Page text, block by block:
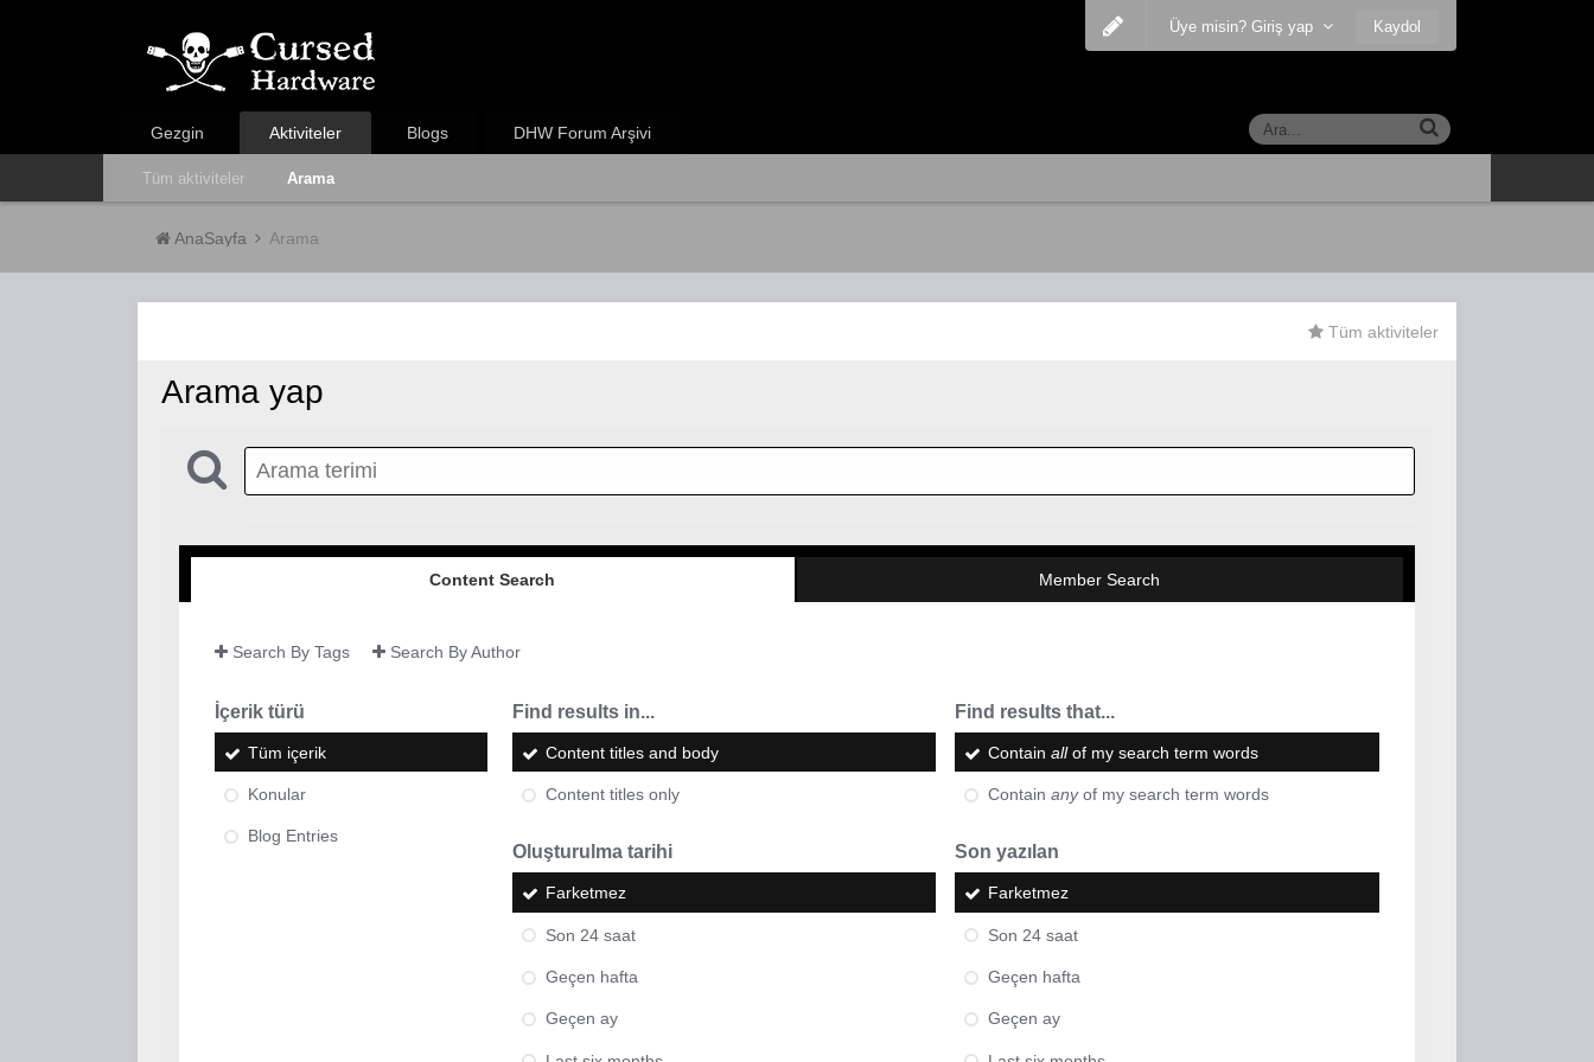
Üye misin? Giriş yap Kaydol
Gezgin Aktiviteler
Tüm aktiviteler Arama
Blogs DHW Forum Arşivi
AnaSayfa Arama
Tüm aktiviteler
Arama yap
Content Search Member Search
Search By Tags Search By Author
İçerik türü
Tüm içerik
Konular
Blog Entries
Find results in...
Content titles and body
Content titles only
Find results that...
Contain allof my search term words
Contain anyof my search term words
Oluşturulma tarihi
Farketmez
Son 24 saat
Geçen hafta
Geçen ay
Son yazılan
Farketmez
Son 24 saat
Geçen hafta
Geçen ay